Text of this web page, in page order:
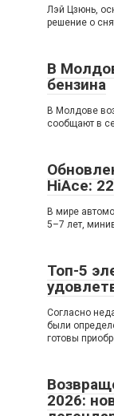
Лэй Цзюнь,
решение о
В
бензина
В Молдове
сообщают в
HiAce:
В мире
5–7 лет,
Топ-5
Согласно
были
готовы
2026: